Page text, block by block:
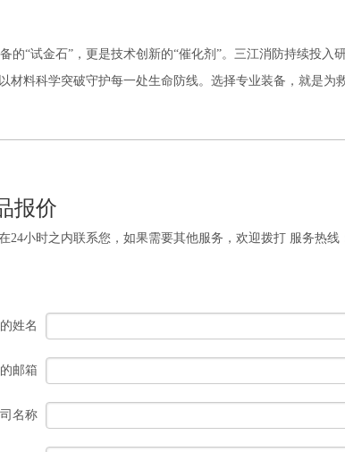
的“试金石”，更是技术创新的“催化剂”。三江消防持续投入
材料科学突破守护每一处生命防线。选择专业装备，就是为
报价
24小时之内联系您，如果需要其他服务，欢迎拨打 服务热线：
姓名
邮箱
名称